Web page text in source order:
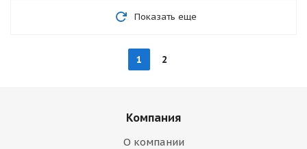
Показать еще
1 2
Компания
О компании